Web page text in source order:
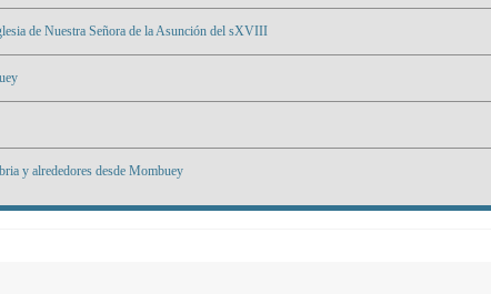
de Nuestra Señora de la Asunción del sXVIII
y alrededores desde Mombuey